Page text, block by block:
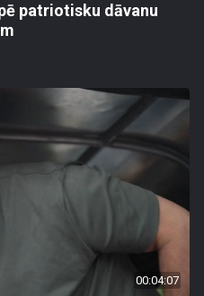
patriotisku dāvanu
00:04:07